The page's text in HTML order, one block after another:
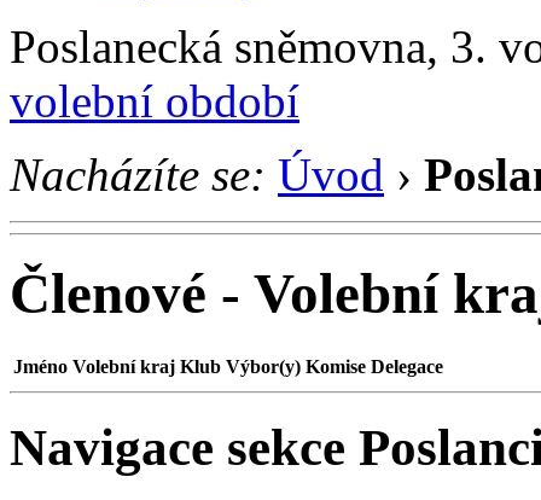
Poslanecká sněmovna, 3.
volební období
Nacházíte se: Úvod ›
Členové - Volební
Jméno Volební kraj Klub Výbor(y) Komise Delegace
Navigace sekce